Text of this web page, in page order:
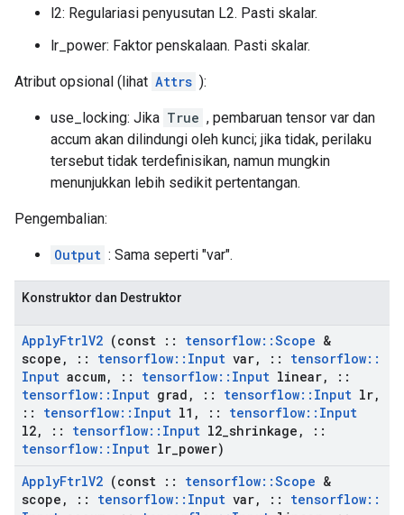
l2: Regulariasi penyusutan L2. Pasti skalar.
lr_power: Faktor penskalaan. Pasti skalar.
Atribut opsional (lihat Attrs ):
use_locking: Jika True , pembaruan tensor var dan
accum akan dilindungi oleh kunci; jika tidak, perilaku
tersebut tidak terdefinisikan, namun mungkin
menunjukkan lebih sedikit pertentangan.
Pengembalian:
Output : Sama seperti "var".
Konstruktor dan Destruktor
ApplyFtrlV2 (const :: tensorflow::Scope &
scope , :: tensorflow:: Input var, :: tensorflow::
Input accum, :: tensorflow:: Input linear,
::
tensorflow:: Input grad , :: tensorflow:: Input lr,
::
tensorflow:: Input l1 , :: tensorflow:: Input
l2, :: tensorflow:: Input l2 shrinkage ,
::
tensorflow:: Input lr power)
ApplyFtrlV2 (const :: tensorflow::Scope &
scope , :: tensorflow:: Input var, :: tensorflow::